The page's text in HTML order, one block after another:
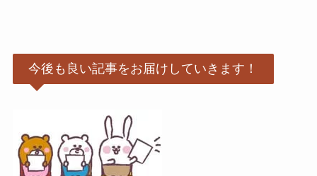
今後も良い記事をお届けしていきます！